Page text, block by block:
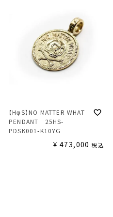
【HφS】NO MATTER WHAT
PENDANT 25HS-
PDSK001-K10YG
¥ 473,000 税込